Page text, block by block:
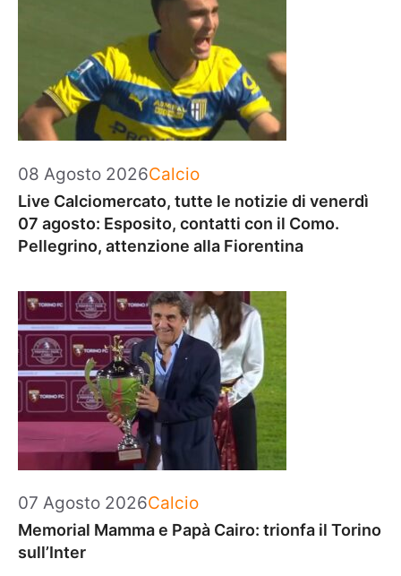
08 Agosto 2026Categorie
Calcio
Live Calciomercato, tutte le notizie di venerdì
07 agosto: Esposito, contatti con il Como.
Pellegrino, attenzione alla Fiorentina
07 Agosto 2026Categorie
Calcio
Memorial Mamma e Papà Cairo: trionfa il Torino
sull’Inter